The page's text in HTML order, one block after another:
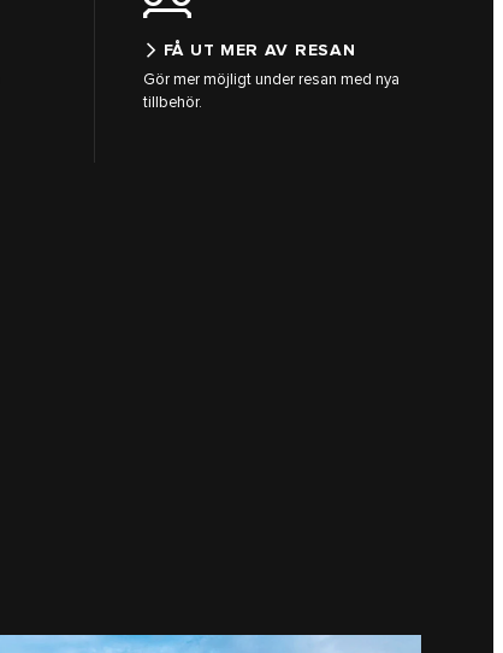
FÅ UT MER AV RESAN
Gör mer möjligt under resan med nya
tillbehör.